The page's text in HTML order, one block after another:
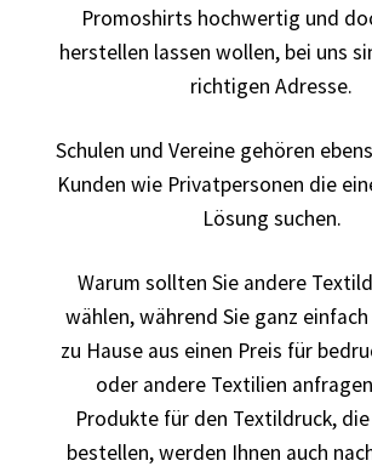
Band T-Shirts Kaufen selber gestalten
Batman T-Shirts Kaufen selber gestalten
Berg T Shirt Kaufen – Motive selber
bedrucken
Besiktas Istanbul Fussball T-Shirts
gestalten und bedrucken
Bier – Alkohol T Shirts Kaufen – Motive
und bedrucken
Bike – Montainbike – Fahrrad T-Shirts
selber gestalten und bedrucken
Promoshirts hochwertig und
herstellen lassen wollen, bei uns
richtigen Adresse.
Schulen und Vereine gehören
Kunden wie Privatpersonen die
Lösung suchen.
Warum sollten Sie andere
wählen, während Sie ganz
zu Hause aus einen Preis für
oder andere Textilien
Produkte für den Textildruck, die
bestellen, werden Ihnen auch